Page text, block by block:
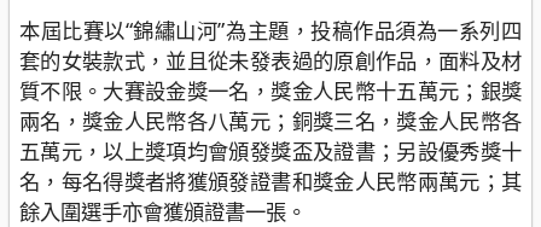
本屆比賽以“錦繡山河”為主題，投稿作品須為一系列四
套的女裝款式，並且從未發表過的原創作品，面料及材
質不限。大賽設金獎一名，獎金人民幣十五萬元；銀獎
兩名，獎金人民幣各八萬元；銅獎三名，獎金人民幣各
五萬元，以上獎項均會頒發獎盃及證書；另設優秀獎十
名，每名得獎者將獲頒發證書和獎金人民幣兩萬元；其
餘入圍選手亦會獲頒證書一張。